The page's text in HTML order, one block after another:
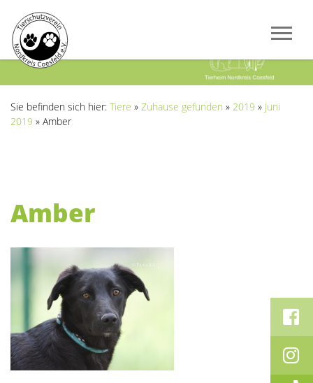
Sie befinden sich hier: Tiere » Zuhause gefunden » 2019 » Juni
2019 » Amber
Amber